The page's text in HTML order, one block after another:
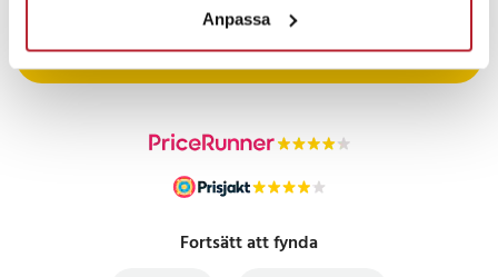
Anpassa
UTFÖRSÄLJNING
Fortsätt att fynda